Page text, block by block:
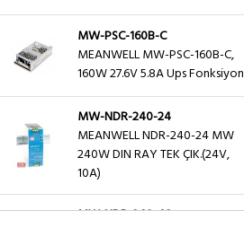
MW-PSC-160B-C
MEANWELL MW-PSC-160B-C,
160W 27.6V 5.8A Ups Fonksiyon
MW-NDR-240-24
MEANWELL NDR-240-24 MW
240W DIN RAY TEK ÇIK.(24V,
10A)
MW-NDR-240-48